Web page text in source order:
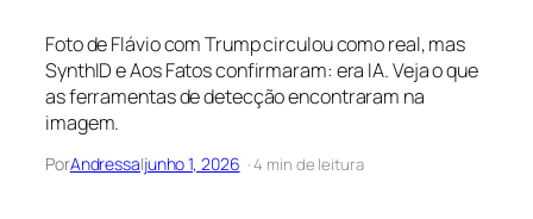
Foto de Flávio com Trump circulou como real, mas
SynthID e Aos Fatos confirmaram: era IA. Veja o que
as ferramentas de detecção encontraram na
imagem.
PorAndressa|junho 1, 2026 · 4 min de leitura